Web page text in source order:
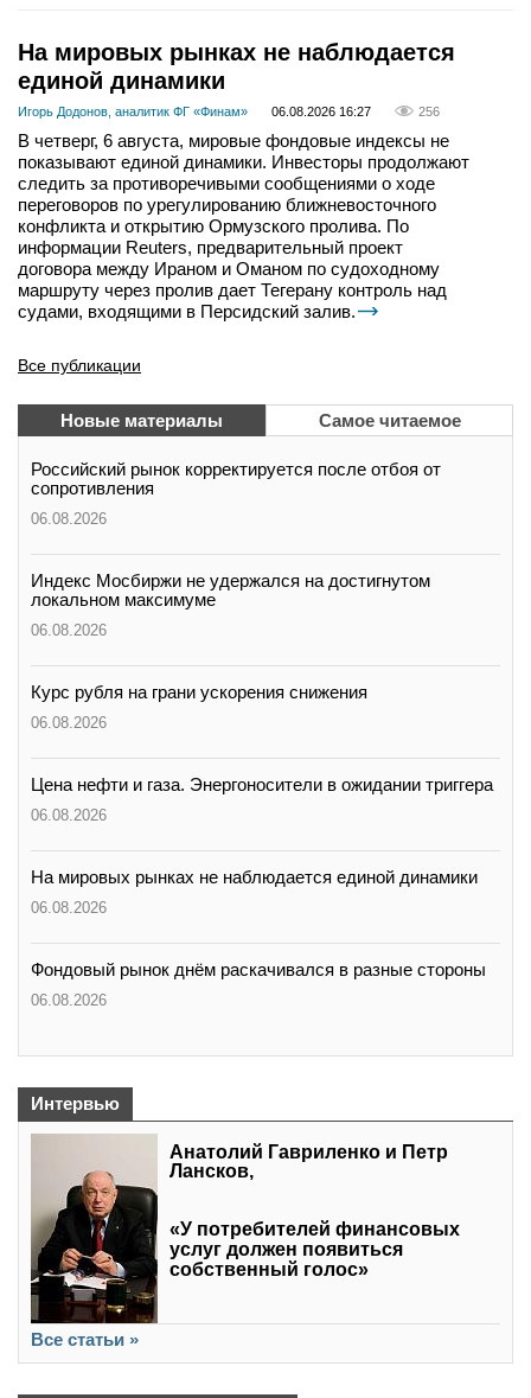
На мировых рынках не наблюдается
единой динамики
Игорь Додонов, аналитик ФГ «Финам» 06.08.2026 16:27 256
В четверг, 6 августа, мировые фондовые индексы не
показывают единой динамики. Инвесторы продолжают
следить за противоречивыми сообщениями о ходе
переговоров по урегулированию ближневосточного
конфликта и открытию Ормузского пролива. По
информации Reuters, предварительный проект
договора между Ираном и Оманом по судоходному
маршруту через пролив дает Тегерану контроль над
судами, входящими в Персидский залив.
Все публикации
Новые материалы Самое читаемое
Российский рынок корректируется после отбоя от
сопротивления
06.08.2026
Индекс Мосбиржи не удержался на достигнутом
локальном максимуме
06.08.2026
Курс рубля на грани ускорения снижения
06.08.2026
Цена нефти и газа. Энергоносители в ожидании триггера
06.08.2026
На мировых рынках не наблюдается единой динамики
06.08.2026
Фондовый рынок днём раскачивался в разные стороны
06.08.2026
Интервью
Анатолий Гавриленко и Петр
Лансков,
«У потребителей финансовых
услуг должен появиться
собственный голос»
Все статьи »